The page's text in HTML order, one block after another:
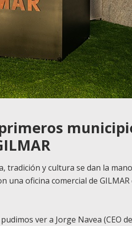
tradición y cultura se dan la
una oficina comercial de GILMAR
pudimos ver a Jorge Navea (CEO